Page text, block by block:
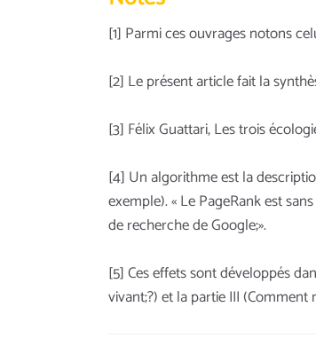
[1] Parmi ces ouvrages notons
[2] Le présent article fait la
[3] Félix Guattari, Les trois
[4] Un algorithme est la
exemple). « Le PageRank est
de recherche de Google;».
[5] Ces effets sont développés
vivant;?) et la partie III